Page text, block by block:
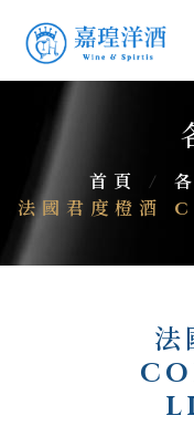
首頁 /
法國君度橙
法